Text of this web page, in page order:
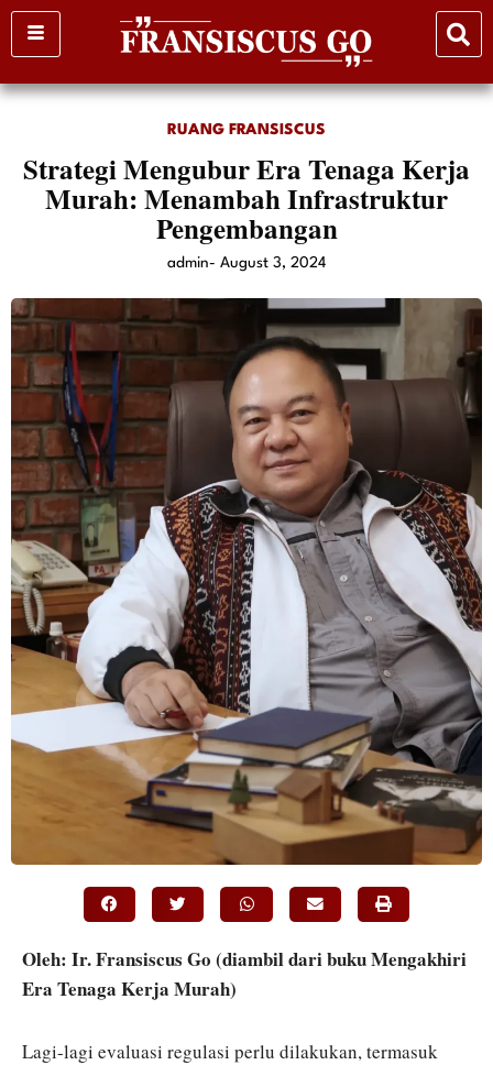
Skip
to
RUANG FRANSISCUS
Strategi Mengubur Era Tenaga Kerja
Murah: Menambah Infrastruktur
Pengembangan
admin- August 3, 2024
Oleh: Ir. Fransiscus Go (diambil dari buku Mengakhiri
Era Tenaga Kerja Murah)
Lagi-lagi evaluasi regulasi perlu dilakukan, termasuk